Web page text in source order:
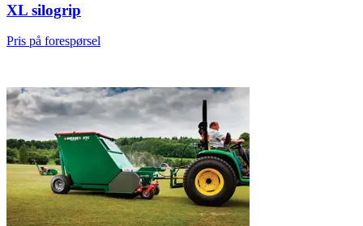
XL silogrip
Pris på forespørsel